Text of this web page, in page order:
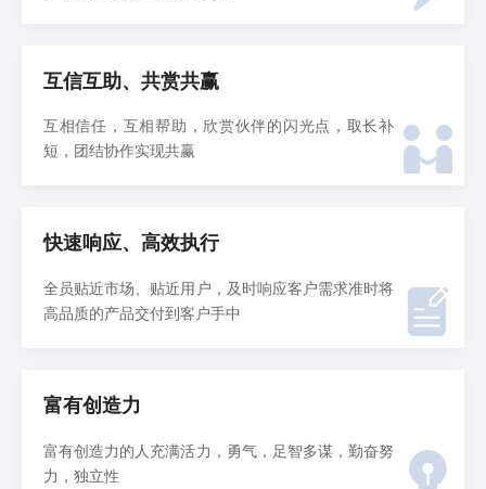
互信互助、共赏共赢
互相信任，互相帮助，欣赏伙伴的闪光点，取长补
短，团结协作实现共赢
快速响应、高效执行
全员贴近市场、贴近用户，及时响应客户需求准时将
高品质的产品交付到客户手中
富有创造力
富有创造力的人充满活力，勇气，足智多谋，勤奋努
力，独立性